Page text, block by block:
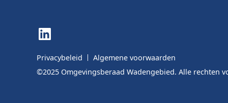
LinkedIn
Privacybeleid
Algemene voorwaarden
©2025 Omgevingsberaad Wadengebied. Alle rechten